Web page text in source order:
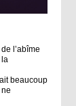
l’abîme
beaucoup